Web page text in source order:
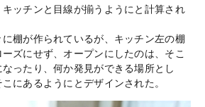
ッチンと目線が揃うようにと計算され
棚が作られているが、キッチン左の棚
ズにせず、オープンにしたのは、そこ
ったり、何か発見ができる場所とし
にあるようにとデザインされた。